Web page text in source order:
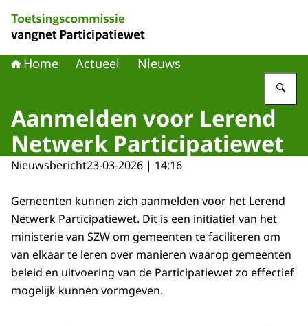
Home Actueel Nieuws
Aanmelden voor Lerend
Netwerk Participatiewet
Nieuwsbericht23-03-2026 | 14:16
Gemeenten kunnen zich aanmelden voor het Lerend
Netwerk Participatiewet. Dit is een initiatief van het
ministerie van SZW om gemeenten te faciliteren om
van elkaar te leren over manieren waarop gemeenten
beleid en uitvoering van de Participatiewet zo effectief
mogelijk kunnen vormgeven.